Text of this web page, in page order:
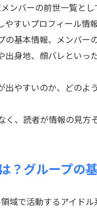
ンバーの前世一覧と
やすいプロフィール情
の基本情報、メンバー
出身地、顔バレといっ
出やすいのか、どのよ
く、読者が情報の見方
？グループの
域で活動するアイド